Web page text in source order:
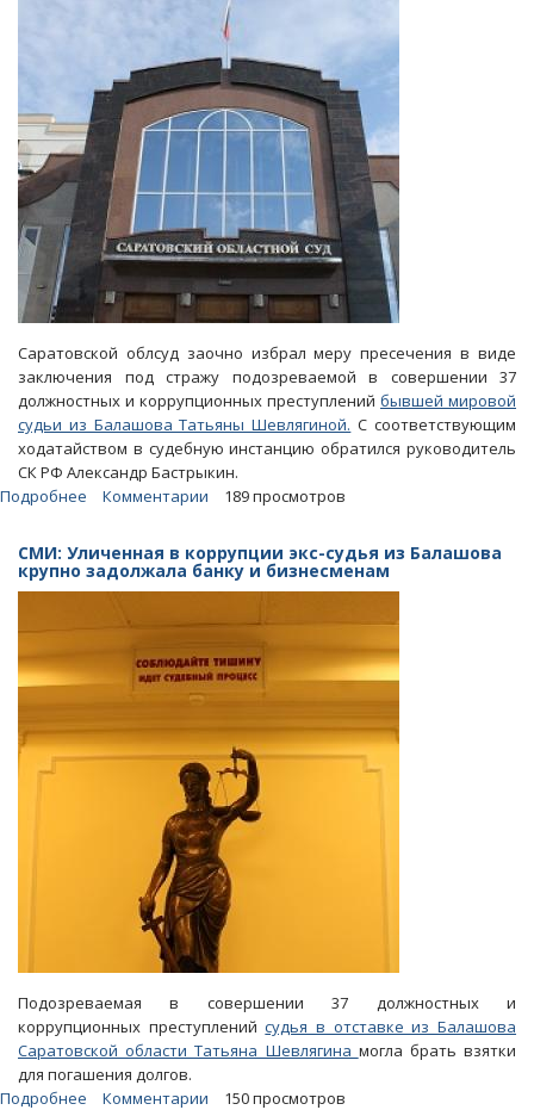
Саратовской облсуд заочно избрал меру пресечения в виде
заключения под стражу подозреваемой в совершении 37
должностных и коррупционных преступлений бывшей мировой
судьи из Балашова Татьяны Шевлягиной. С соответствующим
ходатайством в судебную инстанцию обратился руководитель
СК РФ Александр Бастрыкин.
Подробнее
37
эпизодам
Балашова
поместить
в
Комментарии 189 просмотров
СМИ: Уличенная в коррупции экс-судья из Балашова
крупно задолжала банку и бизнесменам
Подозреваемая в совершении 37 должностных и
коррупционных преступленийсудья в отставке из Балашова
Саратовской области Татьяна Шевлягина могла брать взятки
для погашения долгов.
Подробнее
Комментарии 150 просмотров